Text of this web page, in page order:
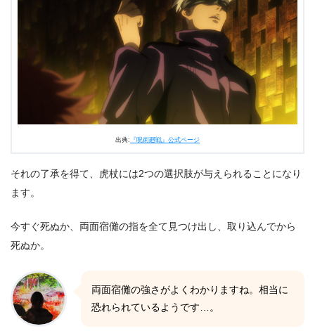
出典: 『呪術廻戦』公式ページ
それの了承を得て、虎杖には2つの選択肢が与えられることになり
ます。
今すぐ死ぬか、両面宿儺の指を全て見つけ出し、取り込んでから
死ぬか。
両面宿儺の強さがよくわかりますね。相当に
恐れられているようです…。